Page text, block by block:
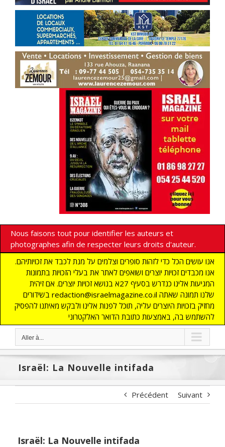
Nous faisons tout pour identifier les auteurs et
photographes afin de respecter leurs droits d'auteur.
אנו עושים הכל כדי לזהות סופרים וצלמים על מנת לכבד את זכויותיהם.
אנו מכבדים זכויות יוצרים ושואפים לאתר את בעלי הזכויות בתמונות
המגיעות אלינו כנדרש בסעיף 27א בנושא זכויות יוצרים. אם זיהית
בשידורים redaction@israelmagazine.co.il שלנו תמונה שאתה
מחזיק בזכויות היוצרים עליה, תוכל לפנות אלינו ולבקש מאיתנו להפסיק
להשתמש בה, באמצעות כתובת הדואר האלקטרוני
Aller à...
Israël: La Nouvelle intifada
Précédent Suivant
Israël: La Nouvelle intifada